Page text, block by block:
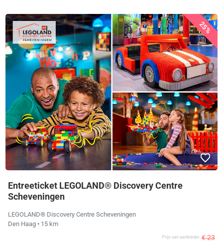
25%
Entreeticket LEGOLAND® Discovery Centre
Scheveningen
LEGOLAND® Discovery Centre Scheveningen
Den Haag • 15 km
Prijs van aanbieder € 23